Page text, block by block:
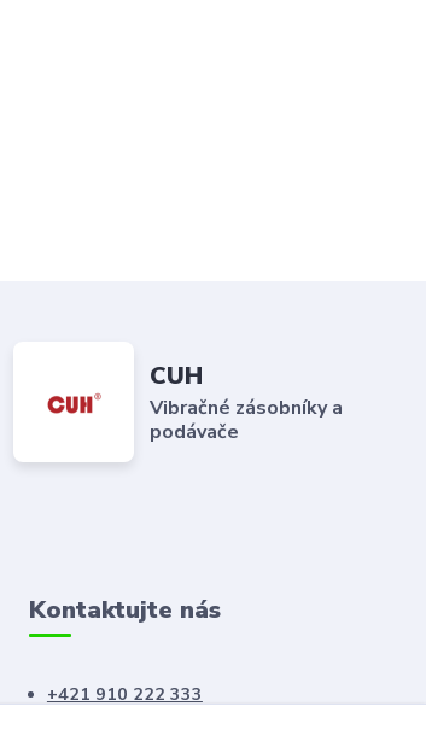
CUH
Vibračné zásobníky a
podávače
Kontaktujte nás
+421 910 222 333